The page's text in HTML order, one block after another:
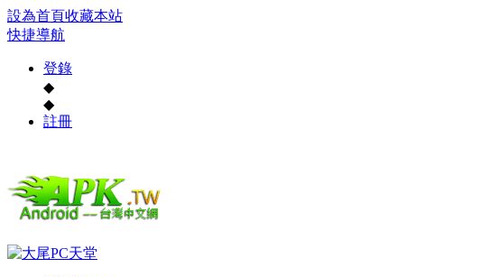
設為首頁收藏本站
快捷導航
登錄
◆
◆
註冊